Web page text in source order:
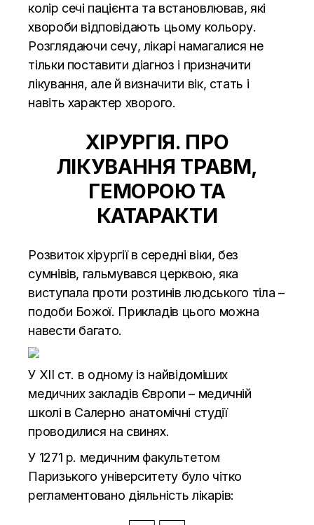
колір сечі пацієнта та встановлював, які
хвороби відповідають цьому кольору.
Розглядаючи сечу, лікарі намагалися не
тільки поставити діагноз і призначити
лікування, але й визначити вік, стать і
навіть характер хворого.
ХІРУРГІЯ. ПРО
ЛІКУВАННЯ ТРАВМ,
ГЕМОРОЮ ТА
КАТАРАКТИ
Розвиток хірургії в середні віки, без
сумнівів, гальмувався церквою, яка
виступала проти розтинів людського тіла –
подоби Божої. Прикладів цього можна
навести багато.
У ХІІ ст. в одному із найвідоміших
медичних закладів Європи – медичній
школі в Салерно анатомічні студії
проводилися на свинях.
У 1271 р. медичним факультетом
Паризького університету було чітко
регламентовано діяльність лікарів: